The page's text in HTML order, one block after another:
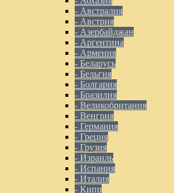
- Австралия
- Австрия
- Азербайджан
- Аргентина
- Армения
- Беларусь
- Бельгия
- Болгария
- Бразилия
- Великобритания
- Венгрия
- Германия
- Греция
- Грузия
- Израиль
- Испания
- Италия
- Кипр